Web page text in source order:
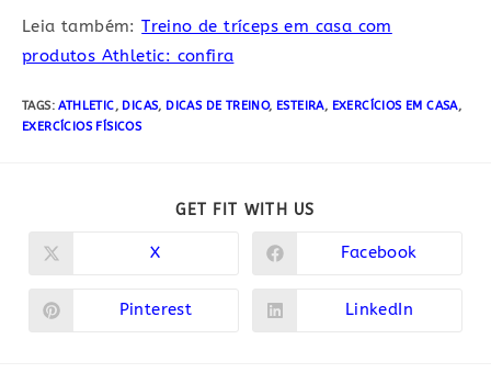
Leia também:Treino de tríceps em casa com
produtos Athletic: confira
TAGS:ATHLETIC, DICAS, DICAS DE TREINO, ESTEIRA, EXERCÍCIOS EM CASA,
EXERCÍCIOS FÍSICOS
GET FIT WITH US
Abre
nova
janela
X
Abre
nova
janela
Facebook
Abre
Pinterest
Abre
LinkedIn